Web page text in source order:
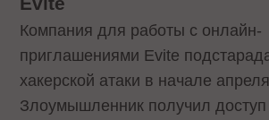
Компания для работы с онлайн-
приглашениями Evite
хакерской атаки в начале
Злоумышленник получил